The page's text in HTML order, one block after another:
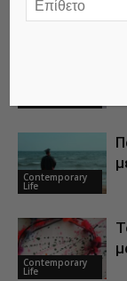
RELATED
Contemporary
Life
Contemporary
Life